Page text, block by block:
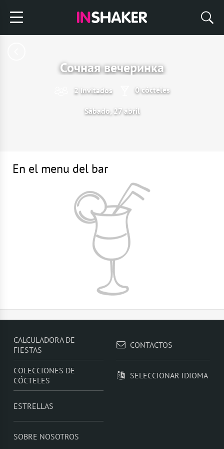
Сочная вечеринка
2 invitados 0 cócteles
Sábado, 27 abril
En el menu del bar
CALCULADORA DE
FIESTAS
COLECCIONES DE
CÓCTELES
ESTRELLAS
SOBRE NOSOTROS
CONTACTOS
SELECCIONAR IDIOMA